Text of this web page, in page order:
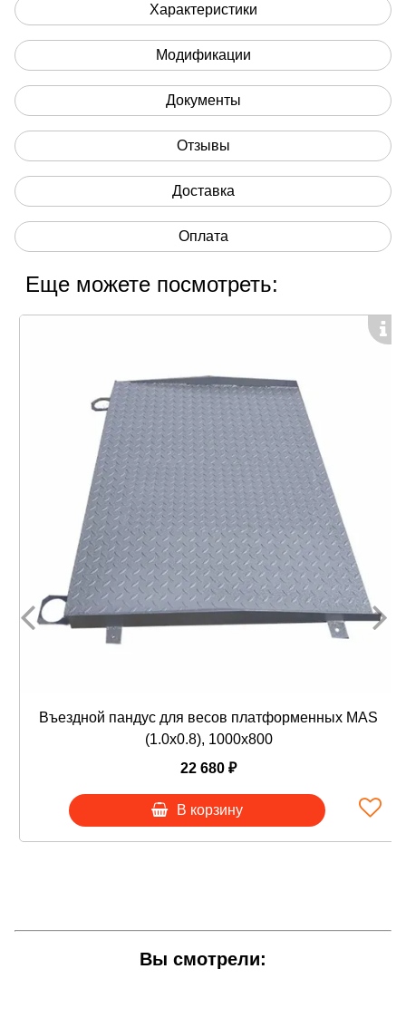
- либо через корзину кнопкой "В корзину";
- либо заказать обратный звонок;
- либо написать на почтуinfo@vesi-market.ru
- либо написать в ЧАТ на экране внизу справа;
8 (913) 766-14-41
Производство - Южная Корея
Компания "Скейл Энтерпрайз",Россия, 109263, г.
Москва, 7-я ул. Текстильщиков, д.7, корп. 1
Характеристики
Модификации
Документы
Отзывы
Доставка
Оплата
Еще можете посмотреть:
Въездной пандус для весов платформенных MAS
(1.0х0.8), 1000х800
22 680 ₽
В корзину
Вы смотрели: